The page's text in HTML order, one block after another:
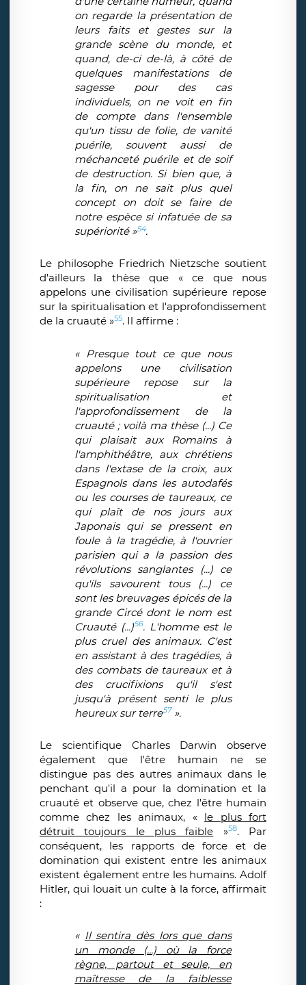
on regarde la présentation de
leurs faits et gestes sur la
grande scène du monde, et
quand, de-ci de-là, à côté de
quelques manifestations de
sagesse pour des cas
individuels, on ne voit en fin
de compte dans l'ensemble
qu'un tissu de folie, de vanité
puérile, souvent aussi de
méchanceté puérile et de soif
de destruction. Si bien que, à
la fin, on ne sait plus quel
concept on doit se faire de
notre espèce si infatuée de sa
supériorité »54.
Le philosophe Friedrich Nietzsche soutient
d'ailleurs la thèse que « ce que nous
appelons une civilisation supérieure repose
sur la spiritualisation et l'approfondissement
de la cruauté »55. Il affirme :
« Presque tout ce que nous
appelons une civilisation
supérieure repose sur la
spiritualisation et
l'approfondissement de la
cruauté ; voilà ma thèse (...) Ce
qui plaisait aux Romains à
l'amphithéâtre, aux chrétiens
dans l'extase de la croix, aux
Espagnols dans les autodafés
ou les courses de taureaux, ce
qui plaît de nos jours aux
Japonais qui se pressent en
foule à la tragédie, à l'ouvrier
parisien qui a la passion des
révolutions sanglantes (...) ce
qu'ils savourent tous (...) ce
sont les breuvages épicés de la
grande Circé dont le nom est
Cruauté (...)56. L'homme est le
plus cruel des animaux. C'est
en assistant à des tragédies, à
des combats de taureaux et à
des crucifixions qu'il s'est
jusqu'à présent senti le plus
heureux sur terre57».
Le scientifique Charles Darwin observe
également que l'être humain ne se
distingue pas des autres animaux dans le
penchant qu'il a pour la domination et la
cruauté et observe que, chez l'être humain
comme chez les animaux, « le plus fort
détruit toujours le plus faible »58. Par
conséquent, les rapports de force et de
domination qui existent entre les animaux
existent également entre les humains. Adolf
Hitler, qui louait un culte à la force, affirmait
:
« Il sentira dès lors que dans
un monde (...) où la force
règne, partout et seule, en
maîtresse de la faiblesse